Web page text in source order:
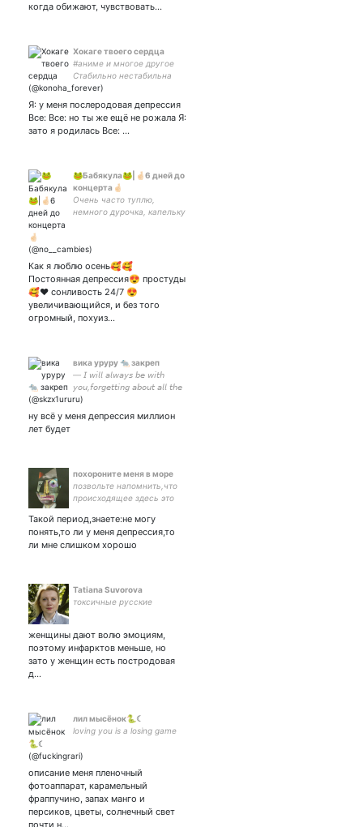
когда обижают, чувствовать…
Хокаге твоего сердца
#аниме и многое другое
Стабильно нестабильна
Я: у меня послеродовая депрессия
Все: Все: но ты же ещё не рожала Я:
зато я родилась Все: ...
🐸Бабякула🐸|🤞🏻6 дней до
концерта🤞🏻
Очень часто туплю,
немного дурочка, капельку
Как я люблю осень🥰🥰
Постоянная депрессия😍 простуды
🥰❤ сонливость 24/7 😍
увеличивающийся, и без того
огромный, похуиз…
вика уруру 🐀 закреп
— 𝘐 𝘸𝘪𝘭𝘭 𝘢𝘭𝘸𝘢𝘺𝘴 𝘣𝘦 𝘸𝘪𝘵𝘩
𝘺𝘰𝘶,𝘧𝘰𝘳𝘨𝘦𝘵𝘵𝘪𝘯𝘨 𝘢𝘣𝘰𝘶𝘵 𝘢𝘭𝘭 𝘵𝘩𝘦
𝘩𝘢𝘳𝘥 𝘵𝘪𝘮𝘦𝘴 ;; ᵒⁿᵉ ᶦᵗ ° ʷᶦᶻ*ᵒⁿᵉ °
ну всё у меня депрессия миллион
лет будет
похороните меня в море
позвольте напомнить,что
происходящее здесь это
реальности
Такой период,знаете:не могу
понять,то ли у меня депрессия,то
ли мне слишком хорошо
Tatiana Suvorova
токсичные русские
женщины дают волю эмоциям,
поэтому инфарктов меньше, но
зато у женщин есть постродовая
д…
лил мысёнок🐍☾
loving you is a losing game
описание меня пленочный
фотоаппарат, карамельный
фраппучино, запах манго и
персиков, цветы, солнечный свет
почти н…